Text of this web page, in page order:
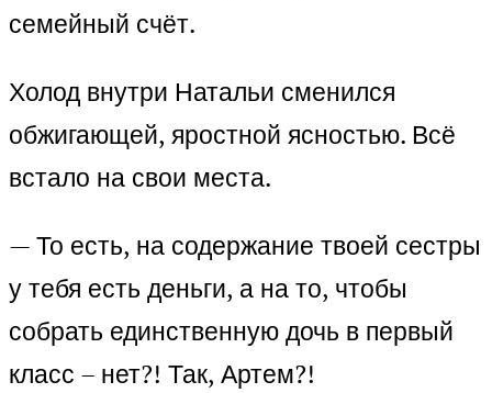
семейный счёт.
Холод внутри Натальи сменился
обжигающей, яростной ясностью. Всё
встало на свои места.
— То есть, на содержание твоей сестры
у тебя есть деньги, а на то, чтобы
собрать единственную дочь в первый
класс – нет?! Так, Артем?!